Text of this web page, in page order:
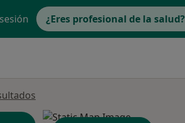
¿Eres profesional de la salud?